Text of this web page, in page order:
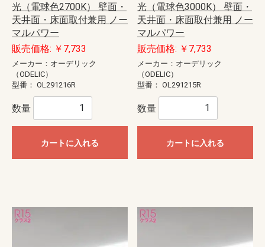
光（電球色2700K） 壁面・
天井面・床面取付兼用 ノー
マルパワー
販売価格: ￥7,733
メーカー：オーデリック
（ODELIC）
型番： OL291216R
数量
カートに入れる
光（電球色3000K） 壁面・
天井面・床面取付兼用 ノー
マルパワー
販売価格: ￥7,733
メーカー：オーデリック
（ODELIC）
型番： OL291215R
数量
カートに入れる